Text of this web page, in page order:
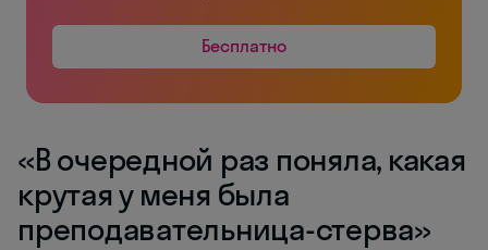
Бесплатно
«В очередной раз поняла, какая
крутая у меня была
преподавательница-стерва»